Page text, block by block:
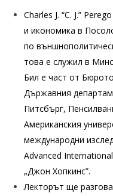
Charles J. “C. J.”
и икономика в
по
това е служил в
Бил е част от
Държавния
Питсбърг,
Американския
международни
Advanced
„Джон Хопкинс”.
Лекторът ще